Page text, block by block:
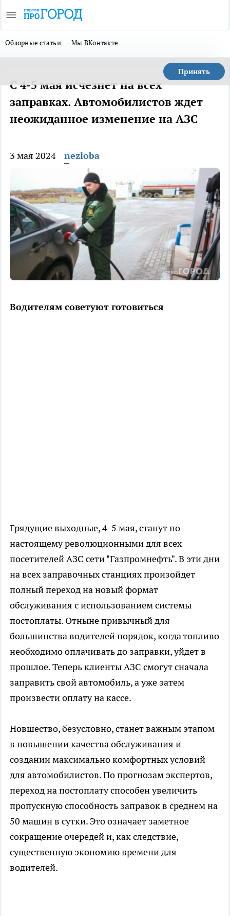
Обзорные статьи Мы ВКонтакте
Принять
С 4-5 мая исчезнет на всех
заправках. Автомобилистов ждет
неожиданное изменение на АЗС
3 мая 2024 nezloba
Водителям советуют готовиться
Грядущие выходные, 4-5 мая, станут по-
настоящему революционными для всех
посетителей АЗС сети "Газпромнефть". В эти дни
на всех заправочных станциях произойдет
полный переход на новый формат
обслуживания с использованием системы
постоплаты. Отныне привычный для
большинства водителей порядок, когда топливо
необходимо оплачивать до заправки, уйдет в
прошлое. Теперь клиенты АЗС смогут сначала
заправить свой автомобиль, а уже затем
произвести оплату на кассе.
Новшество, безусловно, станет важным этапом
в повышении качества обслуживания и
создании максимально комфортных условий
для автомобилистов. По прогнозам экспертов,
переход на постоплату способен увеличить
пропускную способность заправок в среднем на
50 машин в сутки. Это означает заметное
сокращение очередей и, как следствие,
существенную экономию времени для
водителей.